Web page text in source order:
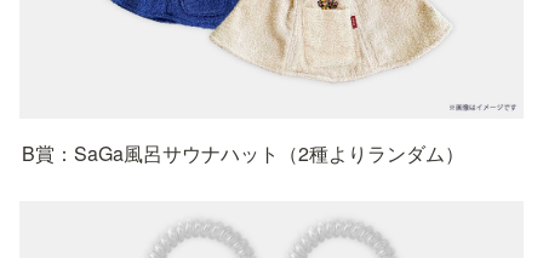
B賞：SaGa風呂サウナハット（2種よりランダム）